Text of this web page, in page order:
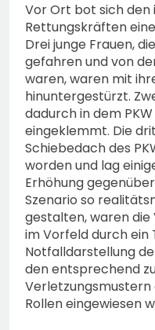
Vor Ort bot sich den
Rettungskräften
Drei junge Frauen,
gefahren und von
waren, waren mit
hinuntergestürzt.
dadurch in dem
eingeklemmt. Die
Schiebedach des
worden und lag
Erhöhung
Szenario so
gestalten, waren
im Vorfeld durch ein
Notfalldarstellung
den entsprechend
Verletzungsmustern
Rollen eingewiesen